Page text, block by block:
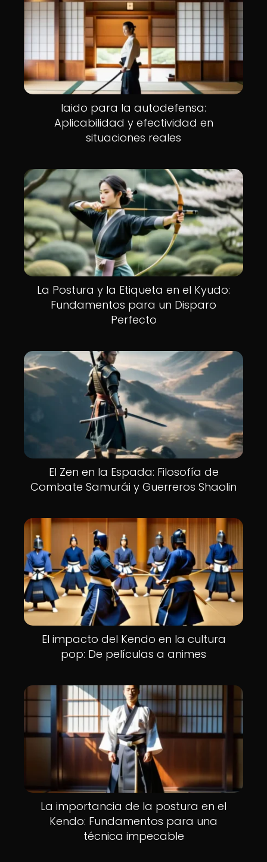
Iaido para la autodefensa:
Aplicabilidad y efectividad en
situaciones reales
La Postura y la Etiqueta en el Kyudo:
Fundamentos para un Disparo
Perfecto
El Zen en la Espada: Filosofía de
Combate Samurái y Guerreros Shaolin
El impacto del Kendo en la cultura
pop: De películas a animes
La importancia de la postura en el
Kendo: Fundamentos para una
técnica impecable